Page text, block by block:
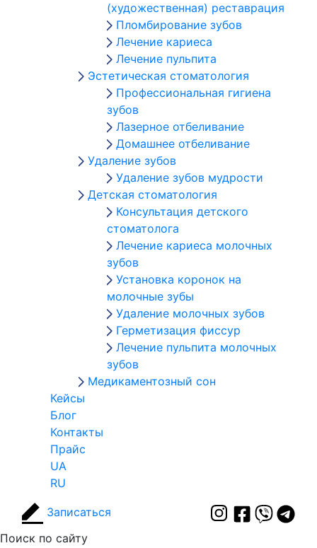
(художественная) реставрация
Пломбирование зубов
Лечение кариеса
Лечение пульпита
Эстетическая стоматология
Профессиональная гигиена
зубов
Лазерное отбеливание
Домашнее отбеливание
Удаление зубов
Удаление зубов мудрости
Детская стоматология
Консультация детского
стоматолога
Лечение кариеса молочных
зубов
Установка коронок на
молочные зубы
Удаление молочных зубов
Герметизация фиссур
Лечение пульпита молочных
зубов
Медикаментозный сон
Кейсы
Блог
Контакты
Прайс
UA
RU
Записаться
Поиск по сайту